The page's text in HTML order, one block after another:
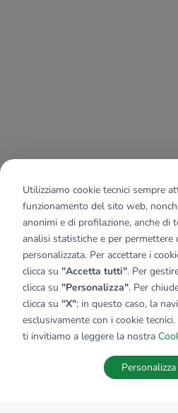
Utilizziamo cookie tecnici sempre
funzionamento del sito web,
anonimi e di profilazione, anche di
analisi statistiche e per permettere
personalizzata. Per accettare i
clicca su "Accetta tutti". Per
clicca su "Personalizza". Per
clicca su "X"; in questo caso, la
esclusivamente con i cookie
ti invitiamo a leggere la nostra
Personalizza